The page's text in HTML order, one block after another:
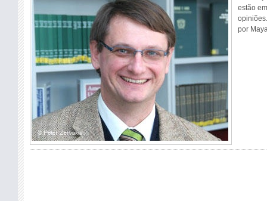
estão
opiniões.
por